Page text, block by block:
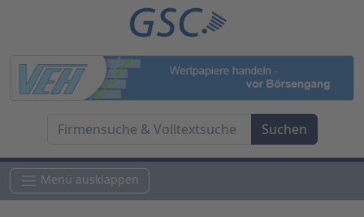
Menü ausklappen